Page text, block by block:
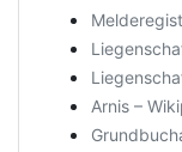
Arnis –